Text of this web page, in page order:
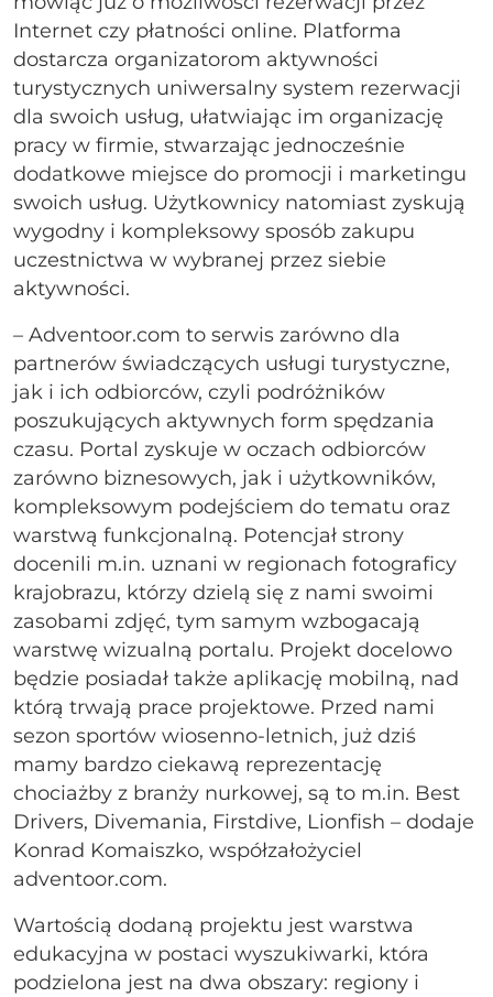
Internet czy płatności online. Platforma
dostarcza organizatorom aktywności
turystycznych uniwersalny system rezerwacji
dla swoich usług, ułatwiając im organizację
pracy w firmie, stwarzając jednocześnie
dodatkowe miejsce do promocji i marketingu
swoich usług. Użytkownicy natomiast zyskują
wygodny i kompleksowy sposób zakupu
uczestnictwa w wybranej przez siebie
aktywności.
– Adventoor.com to serwis zarówno dla
partnerów świadczących usługi turystyczne,
jak i ich odbiorców, czyli podróżników
poszukujących aktywnych form spędzania
czasu. Portal zyskuje w oczach odbiorców
zarówno biznesowych, jak i użytkowników,
kompleksowym podejściem do tematu oraz
warstwą funkcjonalną. Potencjał strony
docenili m.in. uznani w regionach fotograficy
krajobrazu, którzy dzielą się z nami swoimi
zasobami zdjęć, tym samym wzbogacają
warstwę wizualną portalu. Projekt docelowo
będzie posiadał także aplikację mobilną, nad
którą trwają prace projektowe. Przed nami
sezon sportów wiosenno-letnich, już dziś
mamy bardzo ciekawą reprezentację
chociażby z branży nurkowej, są to m.in. Best
Drivers, Divemania, Firstdive, Lionfish – dodaje
Konrad Komaiszko, współzałożyciel
adventoor.com.
Wartością dodaną projektu jest warstwa
edukacyjna w postaci wyszukiwarki, która
podzielona jest na dwa obszary: regiony i